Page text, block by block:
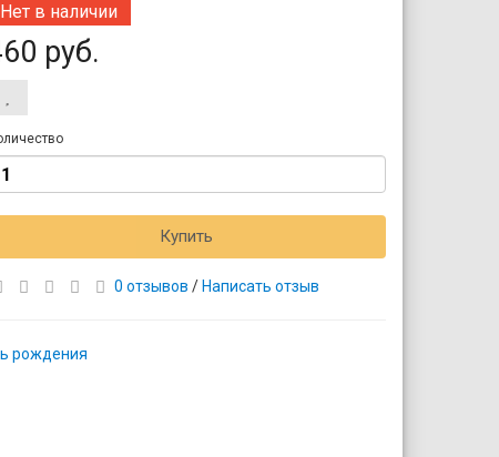
Нет в наличии
руб.
Купить
0 отзывов / Написать отзыв
рождения